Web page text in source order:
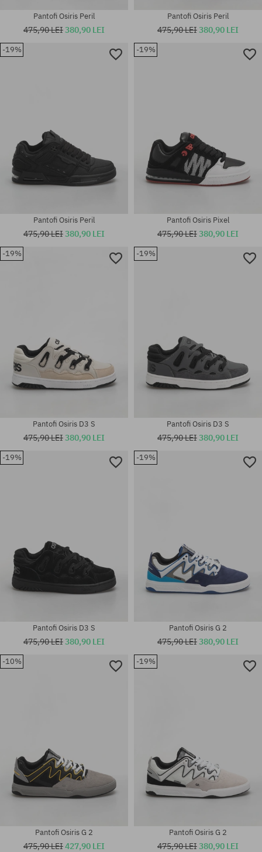
Mărimi existente:
Pantofi Osiris Peril
475,90 LEI380,90 LEI
Mărimi existente:
Pantofi Osiris Peril
475,90 LEI380,90 LEI
-19%
Pantofi Osiris Peril
475,90 LEI380,90 LEI
-19%
Pantofi Osiris Pixel
475,90 LEI380,90 LEI
-19%
Mărimi existente:
Pantofi Osiris D3 S
475,90 LEI380,90 LEI
-19%
Mărimi existente:
Pantofi Osiris D3 S
475,90 LEI380,90 LEI
-19%
Pantofi Osiris D3 S
475,90 LEI380,90 LEI
-19%
Pantofi Osiris G 2
475,90 LEI380,90 LEI
-10%
Pantofi Osiris G 2
475,90 LEI427,90 LEI
-19%
Pantofi Osiris G 2
475,90 LEI380,90 LEI